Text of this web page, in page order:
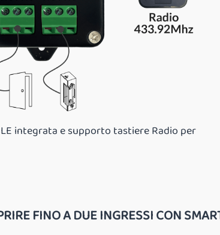
integrata e supporto tastiere Radio per
FINO A DUE INGRESSI CON